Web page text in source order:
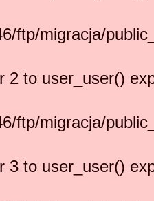
ftp/migracja/
2 to user_user()
ftp/migracja/
3 to user_user()